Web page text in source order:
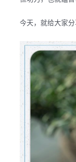
今天，就给大家分